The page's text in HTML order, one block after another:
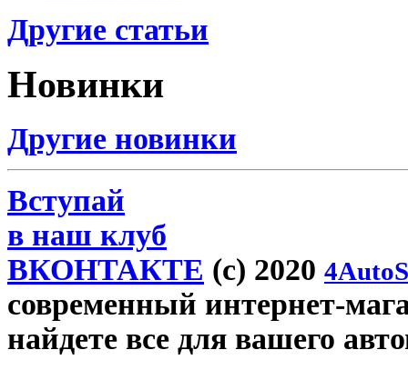
Другие статьи
Новинки
Другие новинки
Вступай
в наш клуб
ВКОНТАКТЕ (c) 2020
современный интернет-
найдете все для вашего